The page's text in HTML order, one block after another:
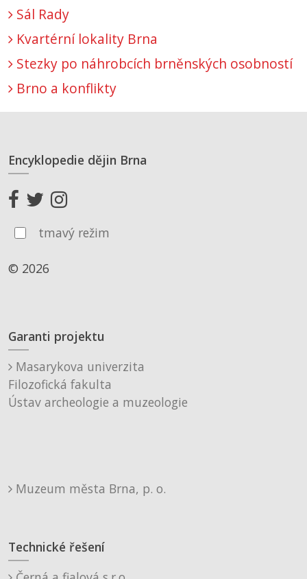
Sál Rady
Kvartérní lokality Brna
Stezky po náhrobcích brněnských osobností
Brno a konflikty
Encyklopedie dějin Brna
tmavý režim
© 2026
Garanti projektu
Masarykova univerzita
Filozofická fakulta
Ústav archeologie a muzeologie
Muzeum města Brna, p. o.
Technické řešení